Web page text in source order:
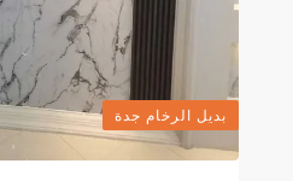
بديل الرخام جدة